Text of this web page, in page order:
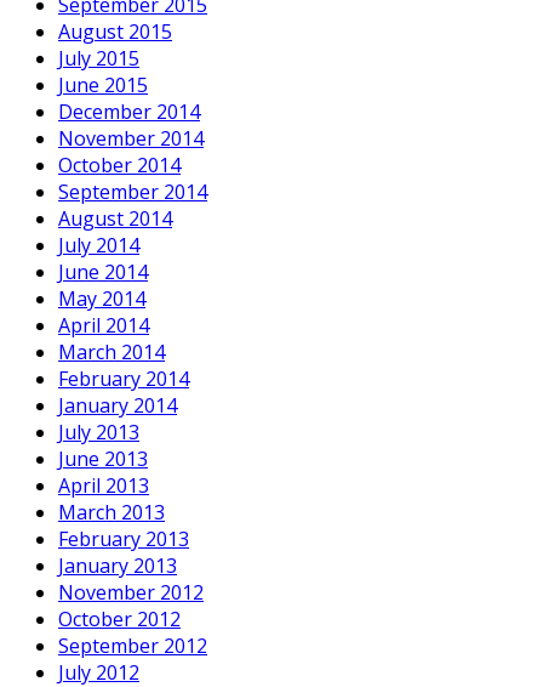
August 2015
July 2015
June 2015
December 2014
November 2014
October 2014
September 2014
August 2014
July 2014
June 2014
May 2014
April 2014
March 2014
February 2014
January 2014
July 2013
June 2013
April 2013
March 2013
February 2013
January 2013
November 2012
October 2012
September 2012
July 2012